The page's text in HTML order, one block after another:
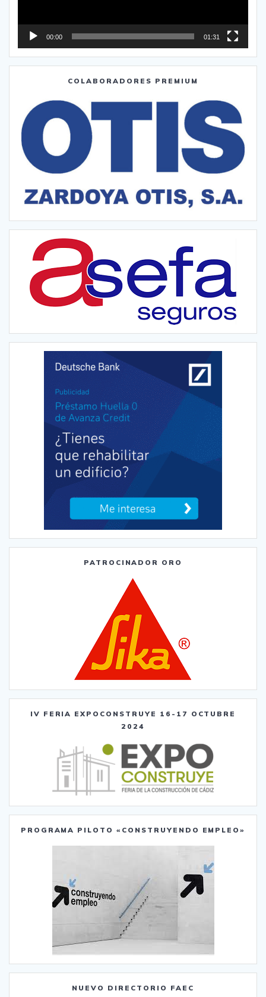
00:00 01:31
COLABORADORES PREMIUM
PATROCINADOR ORO
IV FERIA EXPOCONSTRUYE 16-17 OCTUBRE
2024
PROGRAMA PILOTO «CONSTRUYENDO EMPLEO»
NUEVO DIRECTORIO FAEC